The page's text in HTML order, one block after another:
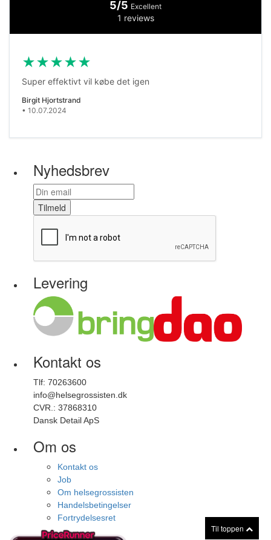
5/5 Excellent
1 reviews
★★★★★
Super effektivt vil købe det igen
Birgit Hjortstrand
• 10.07.2024
Til toppen
Nyhedsbrev
Tilmeld
Levering
Kontakt os
Tlf: 70263600
info@helsegrossisten.dk
CVR.: 37868310
Dansk Detail ApS
Om os
Kontakt os
Job
Om helsegrossisten
Handelsbetingelser
Fortrydelsesret